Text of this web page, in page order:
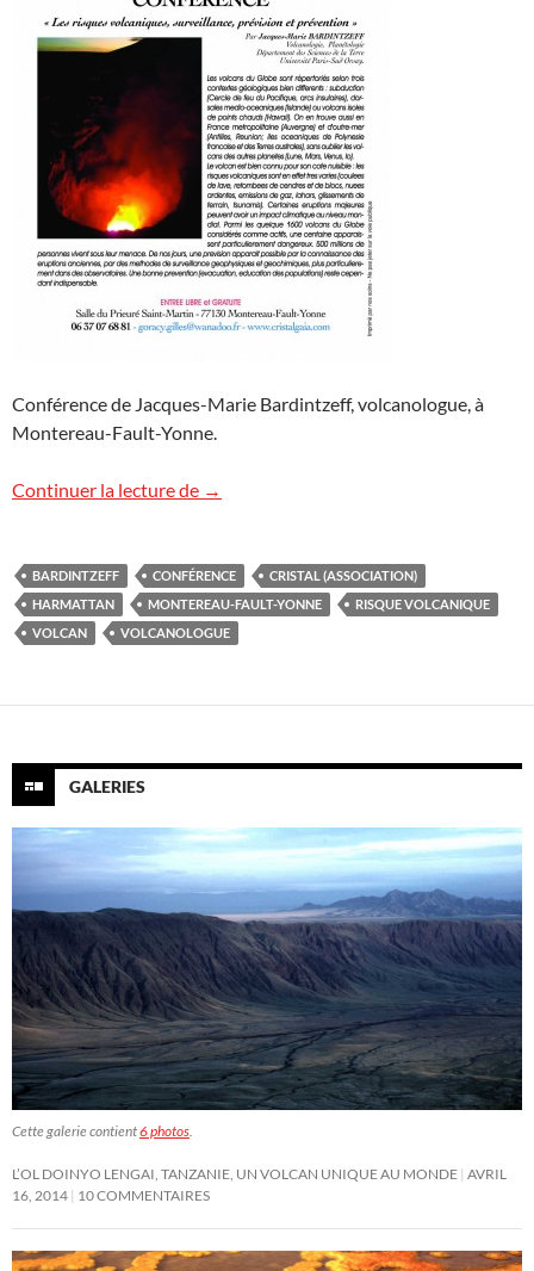
Conférence de Jacques-Marie Bardintzeff, volcanologue, à
Montereau-Fault-Yonne.
Continuer la lecture de Conférence « Volcans » à Montereau-
→
BARDINTZEFF CONFÉRENCE
CRISTAL (ASSOCIATION)
HARMATTAN
MONTEREAU-FAULT-YONNE
RISQUE VOLCANIQUE
VOLCAN
VOLCANOLOGUE
GALERIES
Cette galerie contient6 photos
L’OL DOINYO LENGAI, TANZANIE, UN VOLCAN UNIQUE AU MONDE AVRIL
16, 2014 10 COMMENTAIRES